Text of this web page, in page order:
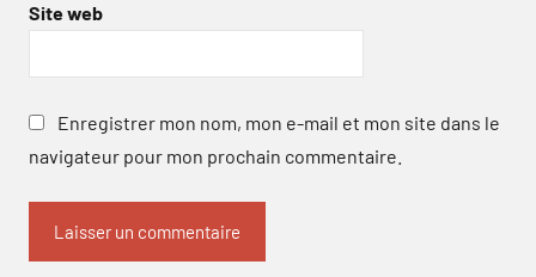
Site web
Enregistrer mon nom, mon e-mail et mon site dans le
navigateur pour mon prochain commentaire.